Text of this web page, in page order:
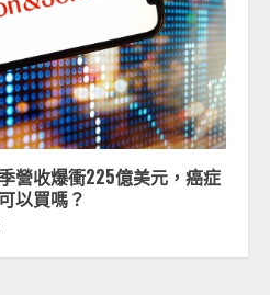
營收爆衝225億美元，癌症
以買嗎？